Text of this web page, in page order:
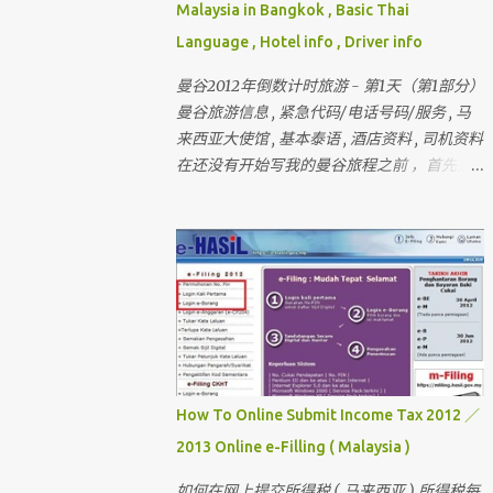
Malaysia in Bangkok , Basic Thai
Language , Hotel info , Driver info
曼谷2012年倒数计时旅游 - 第1天（第1部分）
曼谷旅游信息 , 紧急代码/电话号码/服务 , 马
来西亚大使馆 , 基本泰语 , 酒店资料 , 司机资料
在还没有开始写我的曼谷旅程之前 ，首先先
， 欢迎你们来作客 首先要介绍这次曼谷的“团
员”和说明关于曼谷的某些东西 我一直有带朋
友出国玩 （ 但我不是导游 ） 最多的一次是带
十六个人 。 这次是七个人 （ 包括我 ）
但。。。对我来说 ， 这次是最困难的一次 。
为什么？？？？ 看看相片先 。
How To Online Submit Income Tax 2012 ／
2013 Online e-Filling ( Malaysia )